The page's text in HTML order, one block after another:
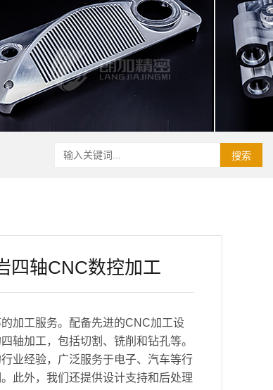
搜索
四轴CNC数控加工
加工服务。配备先进的CNC加工设
轴加工，包括切割、铣削和钻孔等。
业经验，广泛服务于电子、汽车等行
此外，我们还提供设计支持和后处理